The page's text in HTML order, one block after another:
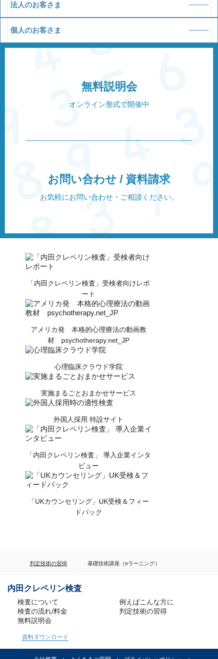
法人のお客さま
個人のお客さま
無料説明会
オンライン形式で開催中
お問い合わせ / 資料請求
お気軽にお問い合わせ・ご相談ください。
「内田クレペリン検査」受検者向けレポ
ート
アメリカ発 本格的心理療法の動画教
材 psychotherapy.net_JP
心理臨床クラウド学院
実施まるごとおまかせサービス
外国人採用 特設サイト
「内田クレペリン検査」 導入企業インタ
ビュー
「UKカウンセリング」UK受検＆フィー
ドバック
判定技術の習得 基礎技術講座（eラーニング）
内田クレペリン検査
検査について
例えばこんな方に
検査の流れ/料金
判定技術の習得
無料説明会
資料ダウンロード